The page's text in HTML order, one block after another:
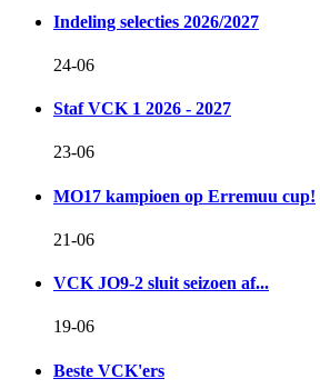
Indeling selecties 2026/2027
24-06
Staf VCK 1 2026 - 2027
23-06
MO17 kampioen op Erremuu cup!
21-06
VCK JO9-2 sluit seizoen af...
19-06
Beste VCK'ers